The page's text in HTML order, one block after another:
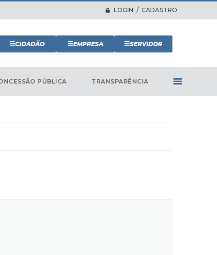
LOGIN / CADASTRO
CIDADÃO EMPRESA SERVIDOR
PÚBLICA TRANSPARÊNCIA